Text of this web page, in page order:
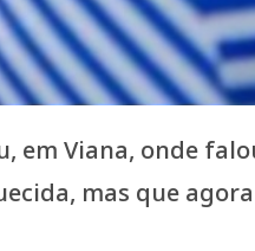
em Viana, onde
mas que agora